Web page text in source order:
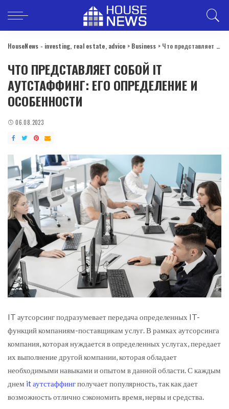
HouseNews - investing, real estate, advice > Business > Что представляет собой IT аутстаффинг: его определение и особенности
ЧТО ПРЕДСТАВЛЯЕТ СОБОЙ IT
АУТСТАФФИНГ: ЕГО ОПРЕДЕЛЕНИЕ И
ОСОБЕННОСТИ
06.08.2023
IT аутсорсинг подразумевает передача определенных IT-
функций компаниям-поставщикам услуг.В рамках аутсорсинга
компания, которая нуждается в определенных услугах, передает
их выполнение другой компании, которая обладает
необходимыми навыками и опытом в данной области. С каждым
днем it аутстаффингполучает популярность, так как дает
возможность отлично сэкономить время, нервы и средства.